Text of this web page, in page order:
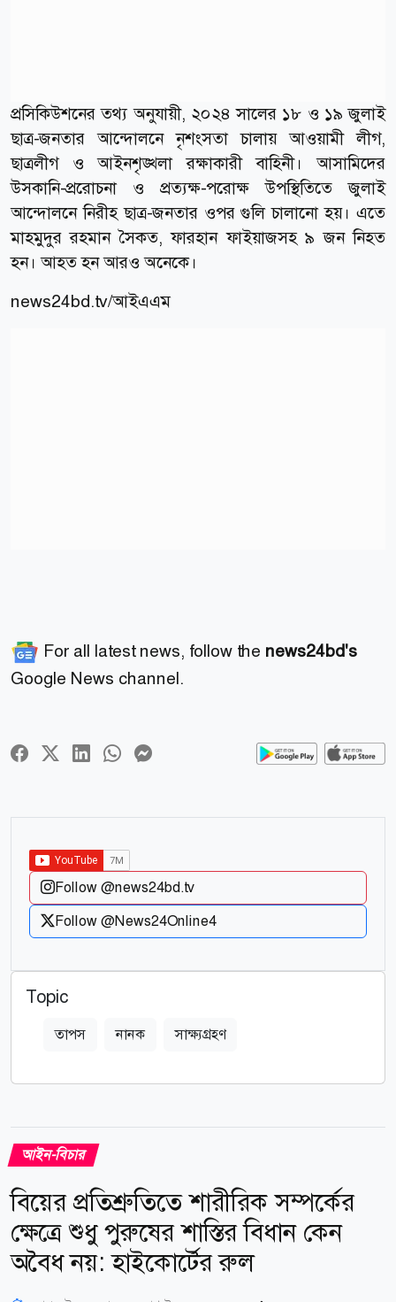
প্রসিকিউশনের তথ্য অনুযায়ী, ২০২৪ সালের ১৮ ও ১৯ জুলাই
ছাত্র-জনতার আন্দোলনে নৃশংসতা চালায় আওয়ামী লীগ,
ছাত্রলীগ ও আইনশৃঙ্খলা রক্ষাকারী বাহিনী। আসামিদের
উসকানি-প্ররোচনা ও প্রত্যক্ষ-পরোক্ষ উপস্থিতিতে জুলাই
আন্দোলনে নিরীহ ছাত্র-জনতার ওপর গুলি চালানো হয়। এতে
মাহমুদুর রহমান সৈকত, ফারহান ফাইয়াজসহ ৯ জন নিহত
হন। আহত হন আরও অনেকে।
news24bd.tv/আইএএম
For all latest news, follow the news24bd's
Google News channel.
Follow @news24bd.tv
Follow @News24Online4
Topic
তাপস নানক সাক্ষ্যগ্রহণ
আইন-বিচার
বিয়ের প্রতিশ্রুতিতে শারীরিক সম্পর্কের
ক্ষেত্রে শুধু পুরুষের শাস্তির বিধান কেন
অবৈধ নয়: হাইকোর্টের রুল